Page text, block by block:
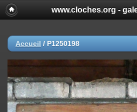
www.cloches.org -
Accueil / P1250198